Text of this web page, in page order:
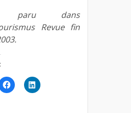
paru dans
Revue fin
Cliquez
pour
Cliquez
pour